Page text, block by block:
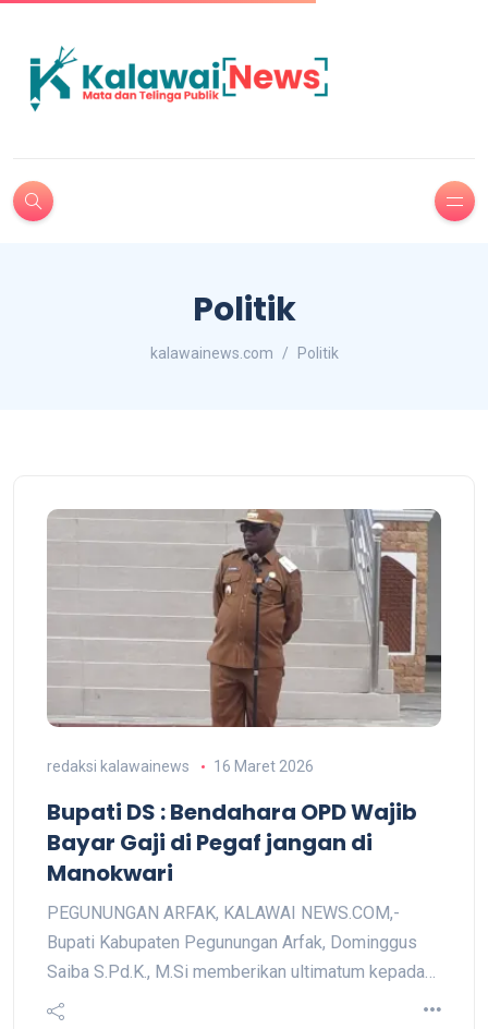
Politik
kalawainews.com Politik
redaksi kalawainews 16 Maret 2026
Bupati DS : Bendahara OPD Wajib
Bayar Gaji di Pegaf jangan di
Manokwari
PEGUNUNGAN ARFAK, KALAWAI NEWS.COM,-
Bupati Kabupaten Pegunungan Arfak, Dominggus
Saiba S.Pd.K., M.Si memberikan ultimatum kepada…